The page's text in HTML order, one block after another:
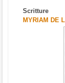
Scritture
MYRIAM DE